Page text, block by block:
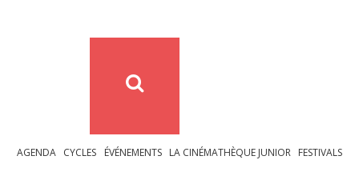
AGENDA CYCLES ÉVÉNEMENTS LA CINÉMATHÈQUE JUNIOR FESTIVALS